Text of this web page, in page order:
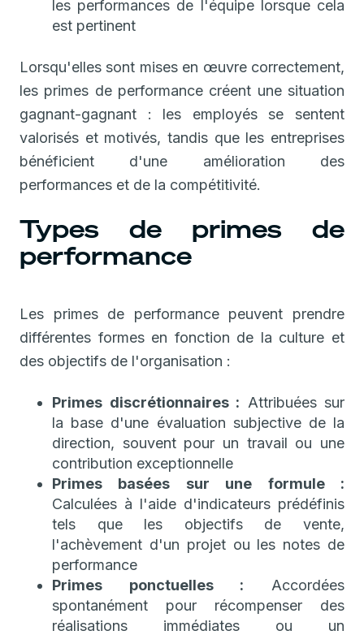
les performances de l'équipe lorsque cela
est pertinent
Lorsqu'elles sont mises en œuvre correctement,
les primes de performance créent une situation
gagnant-gagnant : les employés se sentent
valorisés et motivés, tandis que les entreprises
bénéficient d'une amélioration des
performances et de la compétitivité.
Types de primes de
performance
Les primes de performance peuvent prendre
différentes formes en fonction de la culture et
des objectifs de l'organisation :
Primes discrétionnaires : Attribuées sur
la base d'une évaluation subjective de la
direction, souvent pour un travail ou une
contribution exceptionnelle
Primes basées sur une formule :
Calculées à l'aide d'indicateurs prédéfinis
tels que les objectifs de vente,
l'achèvement d'un projet ou les notes de
performance
Primes ponctuelles : Accordées
spontanément pour récompenser des
réalisations immédiates ou un